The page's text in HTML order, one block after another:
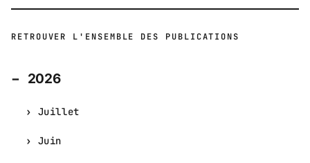
RETROUVER L'ENSEMBLE DES PUBLICATIONS
2026
Juillet
Juin